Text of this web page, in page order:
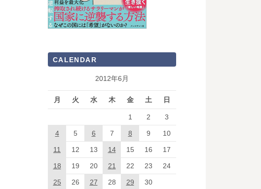
CALENDAR
2012年6月
月 火 水 木 金 土 日
1 2 3
4 5 6 7 8 9 10
11 12 13 14 15 16 17
18 19 20 21 22 23 24
25 26 27 28 29 30